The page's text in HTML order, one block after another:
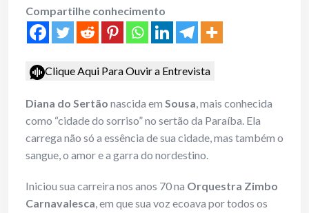
Compartilhe conhecimento
Clique Aqui Para Ouvir a Entrevista
Diana do Sertão nascida em Sousa, mais conhecida
como “cidade do sorriso” no sertão da Paraíba. Ela
carrega não só a essência de sua cidade, mas também o
sangue, o amor e a garra do nordestino.
Iniciou sua carreira nos anos 70 na Orquestra Zimbo
Carnavalesca, em que sua voz ecoava por todos os